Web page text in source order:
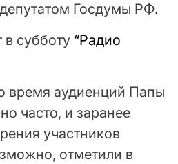
Госдумы РФ.
субботу “Радио
время аудиенций Папы
часто, и заранее
участников
отметили в